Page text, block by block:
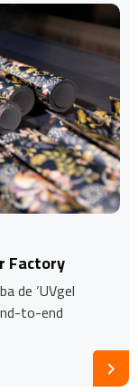
Factory
de ‘UVgel
to-end